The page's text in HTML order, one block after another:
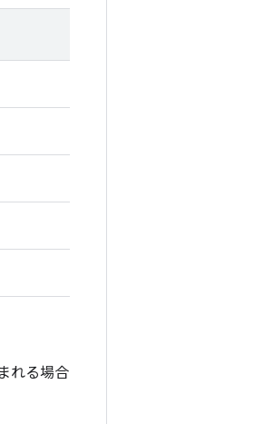
れる場合